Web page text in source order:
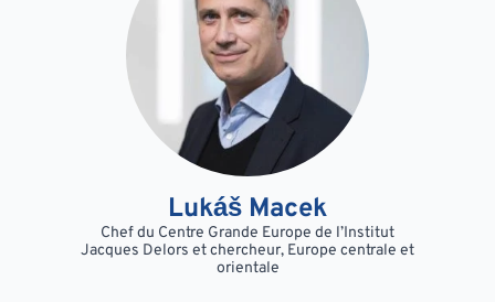
Lukáš Macek
Chef du Centre Grande Europe de l’Institut
Jacques Delors et chercheur, Europe centrale et
orientale